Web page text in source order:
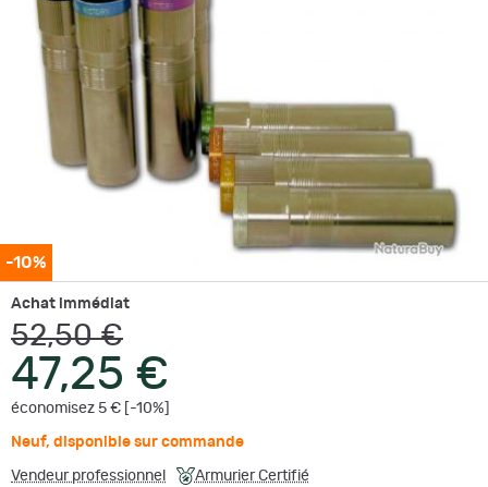
-10%
Achat immédiat
52,50 €
47,25 €
économisez 5 € [-10%]
Neuf, disponible sur commande
Vendeur professionnel Armurier Certifié